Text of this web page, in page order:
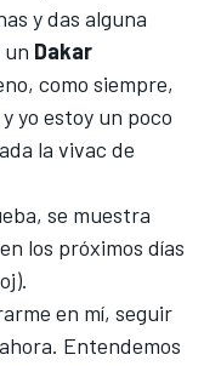
y das alguna
un Dakar
como siempre,
yo estoy un poco
la vivac de
se muestra
los próximos días
en mí, seguir
Entendemos